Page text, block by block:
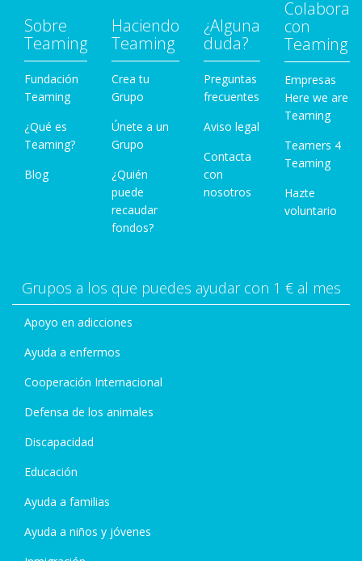
Sobre
Teaming
Fundación
Teaming
¿Qué es
Teaming?
Blog
Haciendo
Teaming
Crea tu
Grupo
Únete a un
Grupo
¿Quién
puede
recaudar
fondos?
¿Alguna
duda?
Preguntas
frecuentes
Aviso legal
Contacta
con
nosotros
Colabora
con
Teaming
Empresas
Here we are
Teaming
Teamers 4
Teaming
Hazte
voluntario
Grupos a los que puedes ayudar con 1 € al mes
Apoyo en adicciones
Ayuda a enfermos
Cooperación Internacional
Defensa de los animales
Discapacidad
Educación
Ayuda a familias
Ayuda a niños y jóvenes